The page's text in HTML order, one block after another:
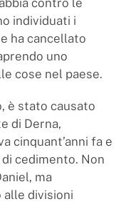
individuati i
ha cancellato
uno
cose nel paese.
è stato causato
di Derna,
cinquant’anni fa e
cedimento. Non
ma
divisioni